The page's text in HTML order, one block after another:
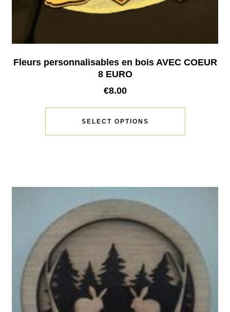
Fleurs personnalisables en bois AVEC COEUR
8 EURO
€8.00
SELECT OPTIONS